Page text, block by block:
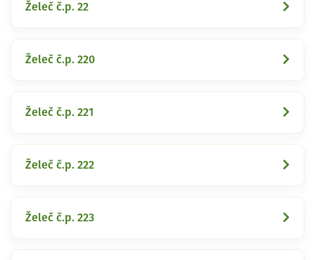
Želeč č.p. 22
Želeč č.p. 220
Želeč č.p. 221
Želeč č.p. 222
Želeč č.p. 223